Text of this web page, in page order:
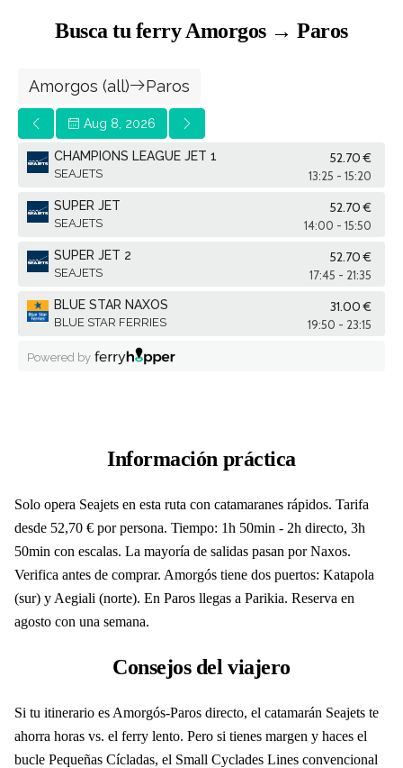
Busca tu ferry Amorgos → Paros
Información práctica
Solo opera Seajets en esta ruta con catamaranes rápidos. Tarifa
desde 52,70 € por persona. Tiempo: 1h 50min - 2h directo, 3h
50min con escalas. La mayoría de salidas pasan por Naxos.
Verifica antes de comprar. Amorgós tiene dos puertos: Katapola
(sur) y Aegiali (norte). En Paros llegas a Parikia. Reserva en
agosto con una semana.
Consejos del viajero
Si tu itinerario es Amorgós-Paros directo, el catamarán Seajets te
ahorra horas vs. el ferry lento. Pero si tienes margen y haces el
bucle Pequeñas Cícladas, el Small Cyclades Lines convencional